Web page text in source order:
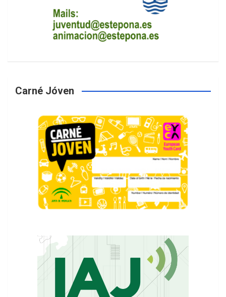
Carné Jóven